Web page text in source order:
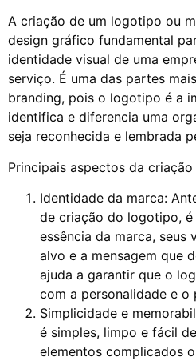
A criação de um logotipo ou
design gráfico fundamental
identidade visual de uma
serviço. É uma das partes
branding, pois o logotipo é a
identifica e diferencia uma
seja reconhecida e lembrada
Principais aspectos da
Identidade da marca:
de criação do logotipo, é
essência da marca, seus
alvo e a mensagem que
ajuda a garantir que o
com a personalidade e o
Simplicidade e
é simples, limpo e fácil
elementos complicados